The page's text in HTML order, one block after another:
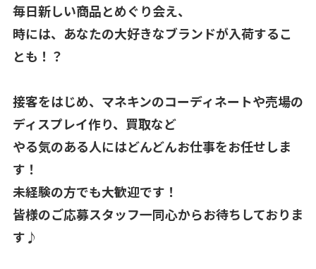
毎日新しい商品とめぐり会え、
時には、あなたの大好きなブランドが入荷するこ
とも！？
接客をはじめ、マネキンのコーディネートや売場の
ディスプレイ作り、買取など
やる気のある人にはどんどんお仕事をお任せしま
す！
未経験の方でも大歓迎です！
皆様のご応募スタッフ一同心からお待ちしておりま
す♪